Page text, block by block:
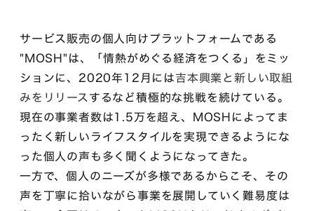
サービス販売の個人向けプラットフォームである
"MOSH"は、「情熱がめぐる経済をつくる」をミッ
ションに、2020年12月には吉本興業と新しい取組
みをリリースするなど積極的な挑戦を続けている。
現在の事業者数は1.5万を超え、MOSHによってま
ったく新しいライフスタイルを実現できるようにな
った個人の声も多く聞くようになってきた。
一方で、個人のニーズが多様であるからこそ、その
声を丁寧に拾いながら事業を展開していく難易度は